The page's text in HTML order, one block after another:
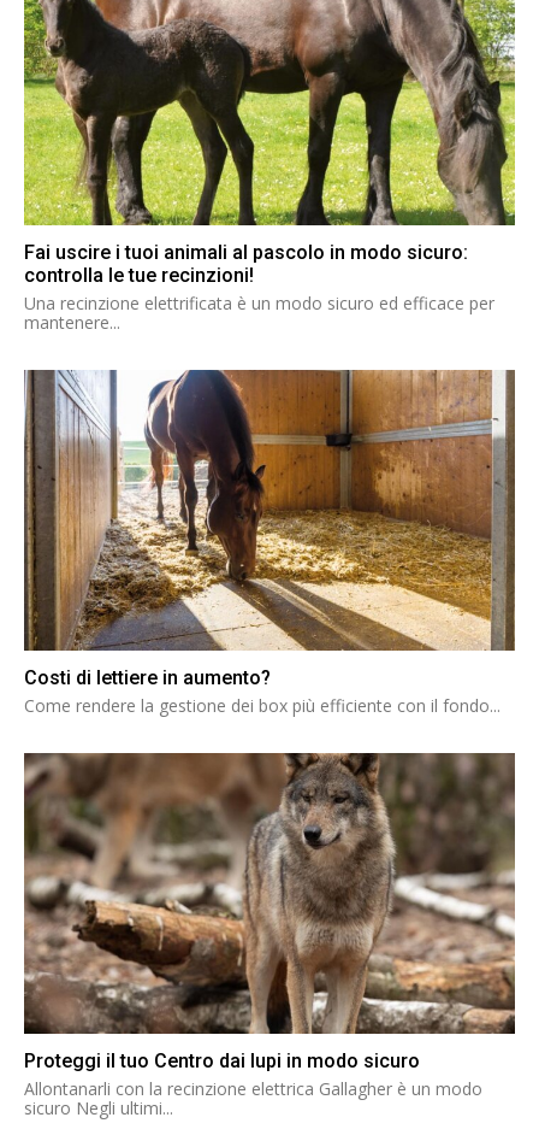
Fai uscire i tuoi animali al pascolo in modo sicuro:
controlla le tue recinzioni!
Una recinzione elettrificata è un modo sicuro ed efficace per
mantenere...
Costi di lettiere in aumento?
Come rendere la gestione dei box più efficiente con il fondo...
Proteggi il tuo Centro dai lupi in modo sicuro
Allontanarli con la recinzione elettrica Gallagher è un modo
sicuro Negli ultimi...